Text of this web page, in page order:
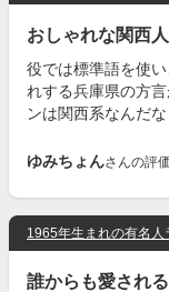
おしゃれな関西
役では標準語を使
れする兵庫県の方
ンは関西系なんだ
ゆみちょんさんの評価
1965年生まれの有名人
誰からも愛され